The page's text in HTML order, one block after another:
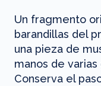
Un fragmento
barandillas del
una pieza de
manos de
Conserva el